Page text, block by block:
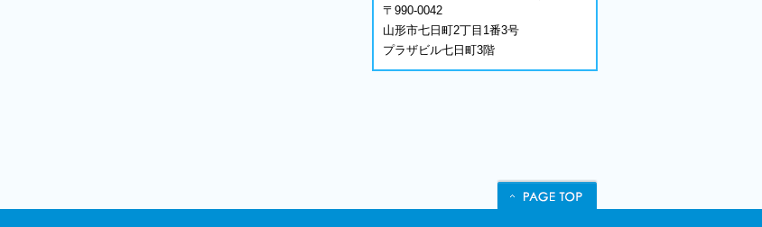
〒990-0042
山形市七日町2丁目1番3号
プラザビル七日町3階